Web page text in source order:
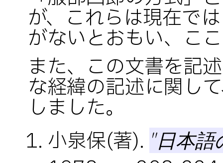
が、これらは現在で
がないとおもい、こ
また、この文書を記
な経緯の記述に関し
しました。
小泉保(著). "日本語